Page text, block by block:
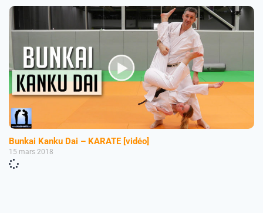
Bunkai Kanku Dai – KARATE [vidéo]
15 mars 2018